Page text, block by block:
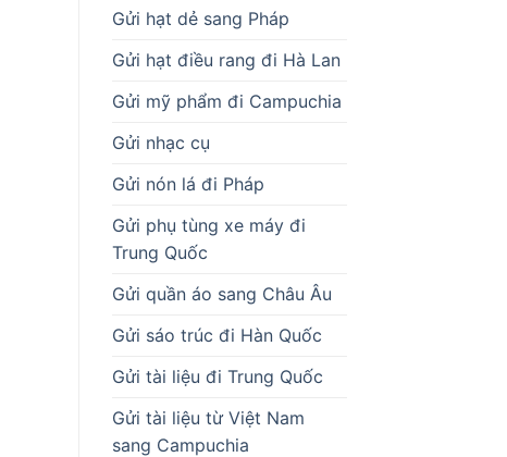
Gửi hạt dẻ sang Pháp
Gửi hạt điều rang đi Hà Lan
Gửi mỹ phẩm đi Campuchia
Gửi nhạc cụ
Gửi nón lá đi Pháp
Gửi phụ tùng xe máy đi
Trung Quốc
Gửi quần áo sang Châu Âu
Gửi sáo trúc đi Hàn Quốc
Gửi tài liệu đi Trung Quốc
Gửi tài liệu từ Việt Nam
sang Campuchia